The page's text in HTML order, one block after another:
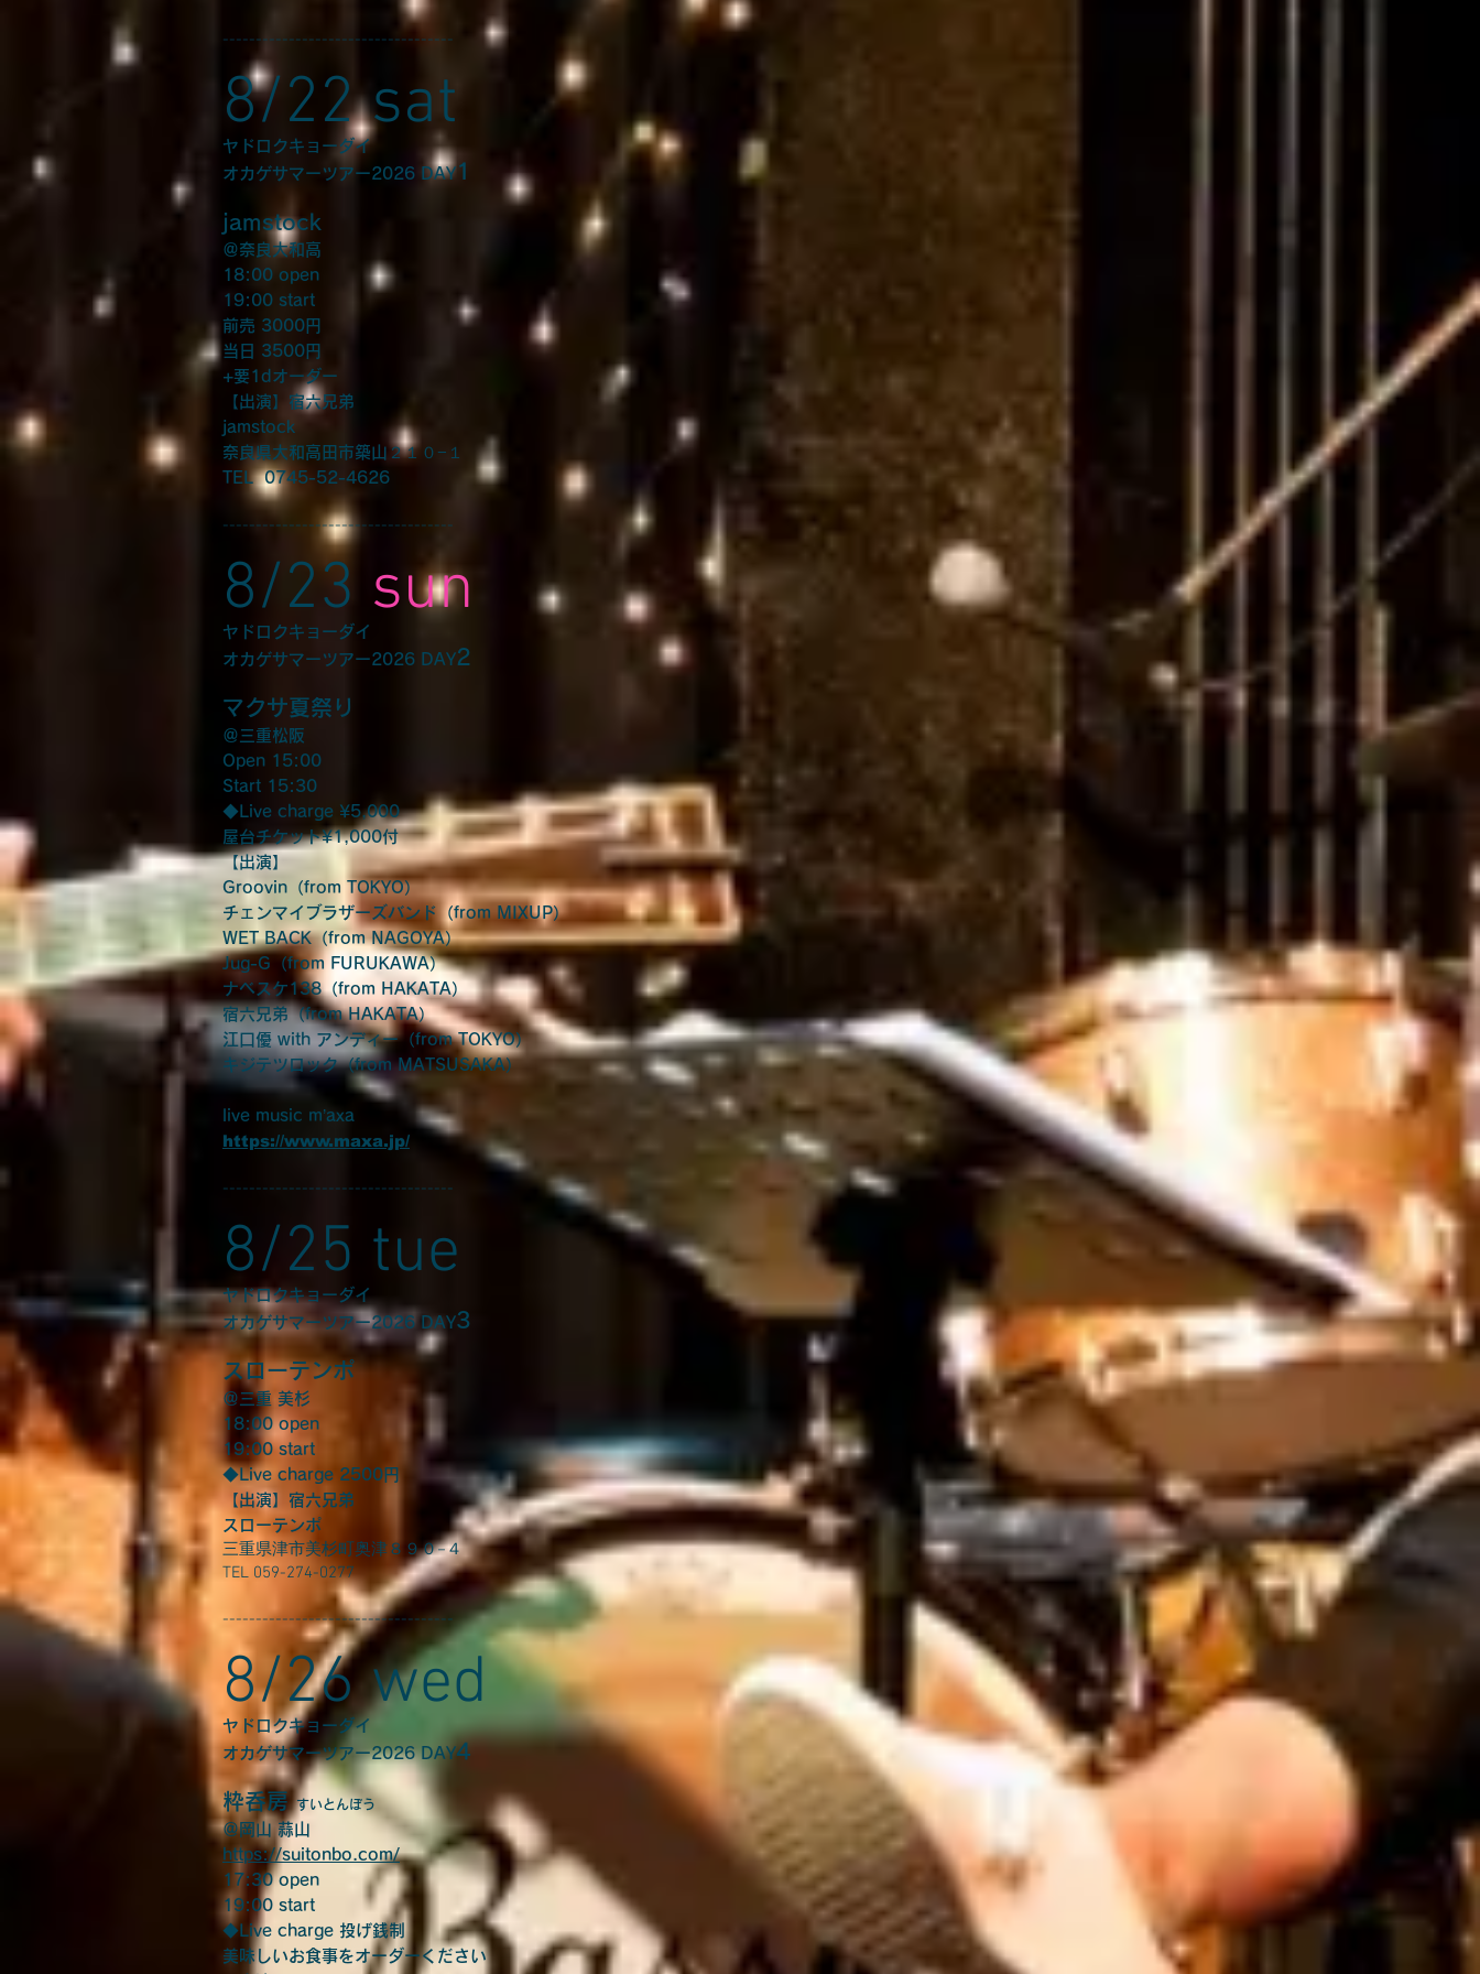
-----------------------------------
8/22 sat
ヤドロクキョーダイ
オカゲサマーツアー2026 DAY1
jamstock
＠奈良大和高
18:00 open
19:00 start
前売 3000円
当日 3500円
+要1dオーダー
【出演】宿六兄弟
jamstock
奈良県大和高田市築山２１０−１
TEL0745-52-4626
-----------------------------------
8/23 sun
ヤドロクキョーダイ
オカゲサマーツアー2026 DAY2
マクサ夏祭り
＠三重松阪
Open 15:00
Start 15:30
◆Live charge ¥5,000
屋台チケット¥1,000付
【出演】
Groovin（from TOKYO）
チェンマイブラザーズバンド（from MIXUP）
WET BACK（from NAGOYA）
Jug-G（from FURUKAWA）
ナベスケ138（from HAKATA）
宿六兄弟（from HAKATA）
江口優 with アンディー（from TOKYO）
キジテツロック（from MATSUSAKA）
live music m’axa
https://www.maxa.jp/
-----------------------------------
8/25 tue
ヤドロクキョーダイ
オカゲサマーツアー2026 DAY3
スローテンポ
＠三重 美杉
18:00 open
19:00 start
◆Live charge 2500円
【出演】宿六兄弟
スローテンポ
三重県津市美杉町奥津８９０−４
TEL 059-274-0277
-----------------------------------
8/26 wed
ヤドロクキョーダイ
オカゲサマーツアー2026 DAY4
粋呑房すいとんぼう
＠岡山 蒜山
https://suitonbo.com/
17:30 open
19:00 start
◆Live charge 投げ銭制
美味しいお食事をオーダーください